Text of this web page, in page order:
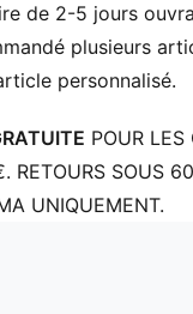
de 2-5 jours
plusieurs
personnalisé.
POUR
RETOURS SOUS
UNIQUEMENT.